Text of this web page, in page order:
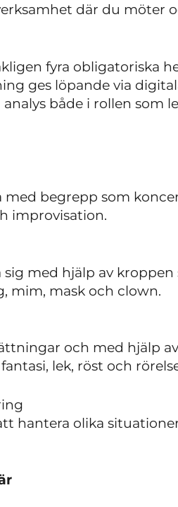
där du möter
fyra obligatoriska
ges löpande via
både i rollen som
begrepp som
improvisation.
med hjälp av
mim, mask och clown.
och med hjälp
lek, röst och
hantera olika